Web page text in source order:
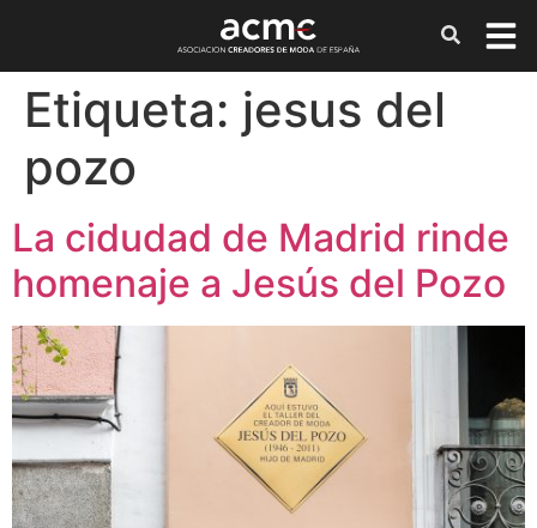
Etiqueta: jesus del
pozo
La cidudad de Madrid rinde
homenaje a Jesús del Pozo